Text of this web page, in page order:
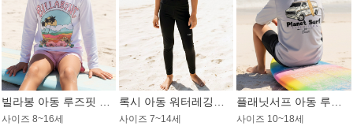
사이즈 8~16세
사이즈 7~14세
사이즈 10~18세